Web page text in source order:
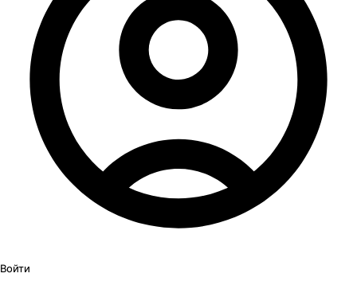
Войти